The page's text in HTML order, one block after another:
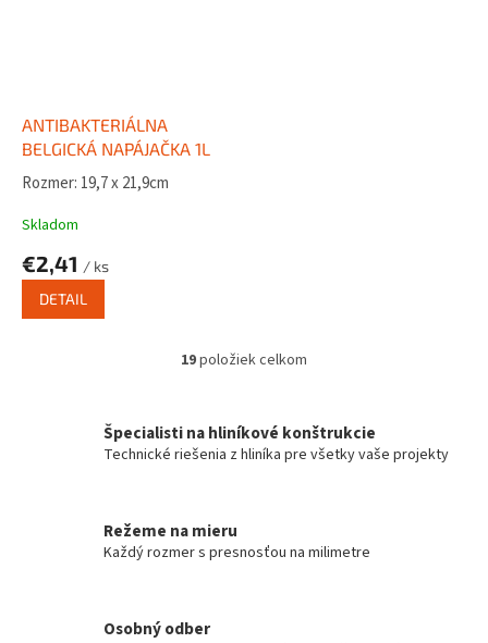
ANTIBAKTERIÁLNA
BELGICKÁ NAPÁJAČKA 1L
Rozmer: 19,7 x 21,9cm
Skladom
€2,41 / ks
DETAIL
O
á
d
p
19položiek celkom
Špecialisti na hliníkové konštrukcie
Technické riešenia z hliníka pre všetky vaše projekty
Režeme na mieru
Každý rozmer s presnosťou na milimetre
Osobný odber